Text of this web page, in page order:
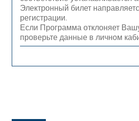
Электронный билет
регистрации.
Если Программа отклоняет
проверьте данные в личном